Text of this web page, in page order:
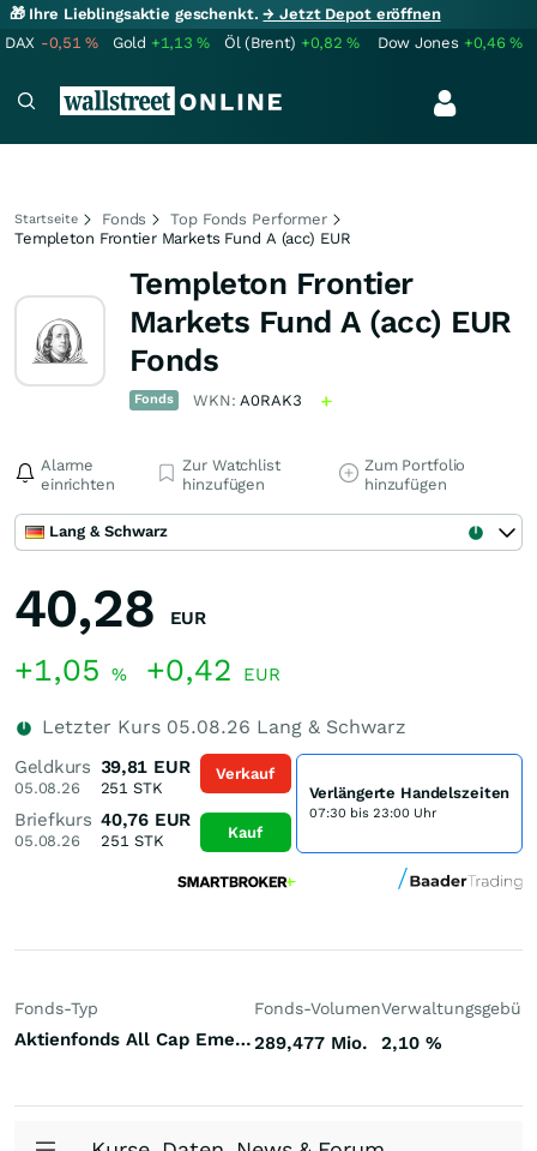
🎁 Ihre Lieblingsaktie geschenkt.→ Jetzt Depot eröffnen
DAX -0,51% Gold +1,13% Öl (Brent) +0,82% Dow Jones +0,46%
Startseite Fonds
Top Fonds Performer
Templeton Frontier Markets Fund A (acc) EUR
Templeton Frontier
Markets Fund A (acc) EUR
Fonds
Fonds WKN:A0RAK3
Alarme
einrichten
Zur Watchlist
hinzufügen
Zum Portfolio
hinzufügen
Lang & Schwarz
40,28 EUR
+1,05 % +0,42 EUR
Letzter Kurs 05.08.26 Lang & Schwarz
Geldkurs
05.08.26
39,81 EUR
251 STK
Briefkurs
05.08.26
40,76 EUR
251 STK
Verkauf
Kauf
Verlängerte Handelszeiten
07:30 bis 23:00 Uhr
Fonds-Typ
Aktienfonds All Cap Emerging Markets
Fonds-Volumen
289,477 Mio. 2,10 %